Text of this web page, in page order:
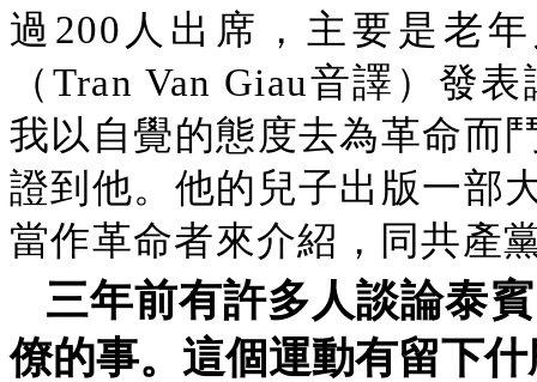
過200人出席，主要是老
（Tran Van Giau音譯）發
我以自覺的態度去為革命而
證到他。他的兒子出版一部
當作革命者來介紹，同共產
三年前有許多人談論泰
僚的事。這個運動有留下